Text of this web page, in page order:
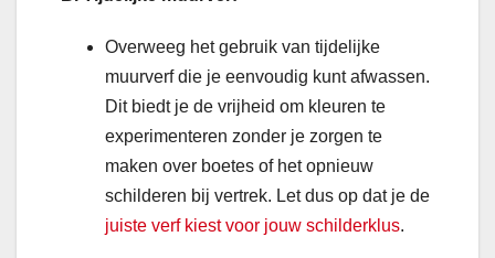
Overweeg het gebruik van tijdelijke
muurverf die je eenvoudig kunt afwassen.
Dit biedt je de vrijheid om kleuren te
experimenteren zonder je zorgen te
maken over boetes of het opnieuw
schilderen bij vertrek. Let dus op dat je de
juiste verf kiest voor jouw schilderklus.